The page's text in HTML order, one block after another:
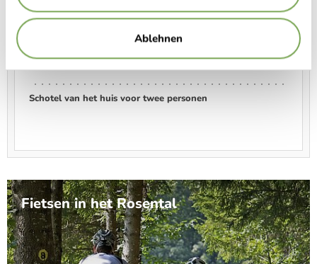
Ablehnen
Kaiserschmarren met appelmoes
Schotel van het huis voor twee personen
Fietsen in het Rosental